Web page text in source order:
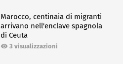
Marocco, centinaia di migranti
arrivano nell'enclave spagnola
di Ceuta
3 visualizzazioni